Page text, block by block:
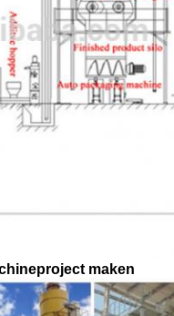
maken